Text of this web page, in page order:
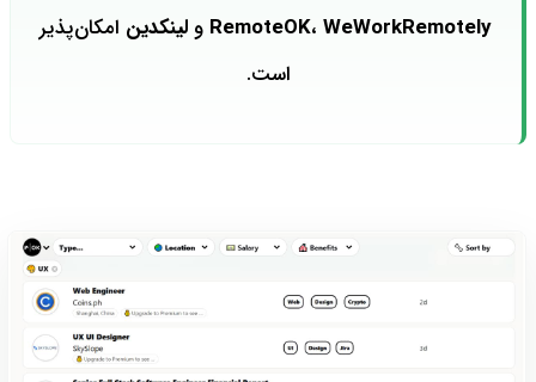
RemoteOK، WeWorkRemotely و لینکدین امکان‌پذیر
است.